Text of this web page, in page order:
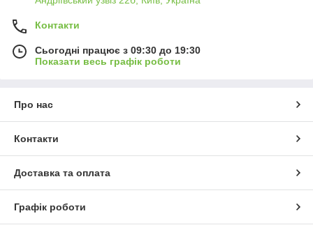
Контакти
Сьогодні працює з 09:30 до 19:30
Показати весь графік роботи
Про нас
Контакти
Доставка та оплата
Графік роботи